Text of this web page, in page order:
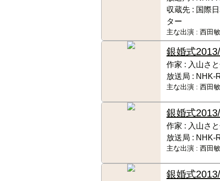
収蔵先 : 国際
ター
主な出演 : 西田
銀婚式
作家 : 入山さ
放送局 :
主な出演 : 西田
銀婚式
作家 : 入山さ
放送局 :
主な出演 : 西田
銀婚式